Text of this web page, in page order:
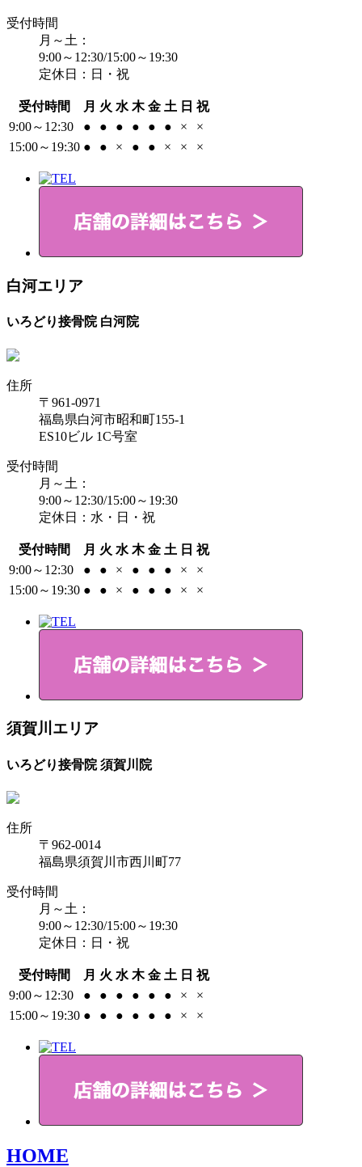
受付時間
月～土：
9:00～12:30/15:00～19:30
定休日：日・祝
受付時間 月 火 水 木 金 土 日 祝
9:00～12:30
● ● ● ● ● ● ×
×
15:00～19:30 ● ● × ● ● × × ×
白河エリア
いろどり接骨院 白河院
住所
〒961-0971
福島県白河市昭和町155-1
ES10ビル 1C号室
受付時間
月～土：
9:00～12:30/15:00～19:30
定休日：水・日・祝
受付時間 月 火 水 木 金 土 日 祝
9:00～12:30
● ● × ● ● ● ×
×
15:00～19:30 ● ● × ● ● ● × ×
須賀川エリア
いろどり接骨院 須賀川院
住所
〒962-0014
福島県須賀川市西川町77
受付時間
月～土：
9:00～12:30/15:00～19:30
定休日：日・祝
受付時間 月 火 水 木 金 土 日 祝
9:00～12:30
● ● ● ● ● ● ×
×
15:00～19:30 ● ● ● ● ● ● × ×
HOME